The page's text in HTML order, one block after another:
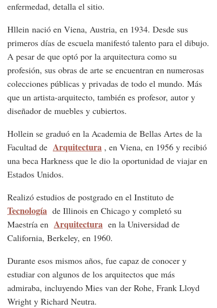
enfermedad, detalla el sitio.
Hllein nació en Viena, Austria, en 1934. Desde sus
primeros días de escuela manifestó talento para el dibujo.
A pesar de que optó por la arquitectura como su
profesión, sus obras de arte se encuentran en numerosas
colecciones públicas y privadas de todo el mundo. Más
que un artista-arquitecto, también es profesor, autor y
diseñador de muebles y cubiertos.
Hollein se graduó en la Academia de Bellas Artes de la
Facultad de Arquitectura , en Viena, en 1956 y recibió
una beca Harkness que le dio la oportunidad de viajar en
Estados Unidos.
Realizó estudios de postgrado en el Instituto de
Tecnología de Illinois en Chicago y completó su
Maestría en Arquitectura en la Universidad de
California, Berkeley, en 1960.
Durante esos mismos años, fue capaz de conocer y
estudiar con algunos de los arquitectos que más
admiraba, incluyendo Mies van der Rohe, Frank Lloyd
Wright y Richard Neutra.